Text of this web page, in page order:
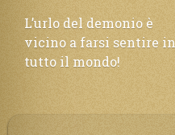
Navigazione
articoli
L’urlo del demonio è
vicino a farsi sentire in
tutto il mondo!